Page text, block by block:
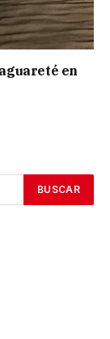
en